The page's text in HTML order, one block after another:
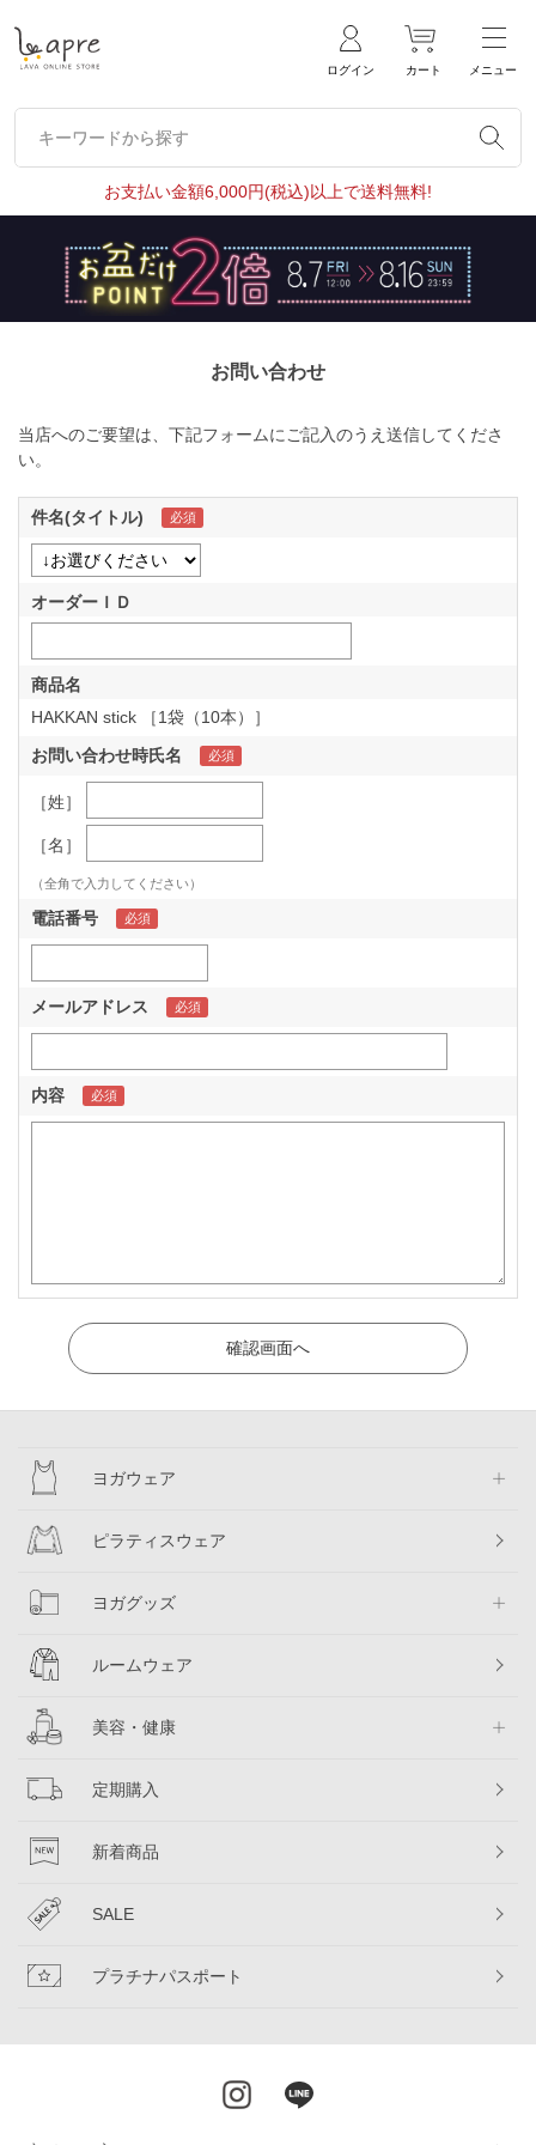
ログイン カート メニュー
キーワードから探す
キーワードから探す
お支払い金額6,000円(税込)以上で送料無料!
お問い合わせ
当店へのご要望は、下記フォームにご記入のうえ送信してくださ
い。
件名(タイトル)
オーダーＩＤ
商品名
HAKKAN stick ［1袋（10本）］
お問い合わせ時氏名
［姓］
［名］
（全角で入力してください）
電話番号
メールアドレス
内容
ヨガウェア
ピラティスウェア
ヨガグッズ
ルームウェア
美容・健康
定期購入
新着商品
SALE
プラチナパスポート